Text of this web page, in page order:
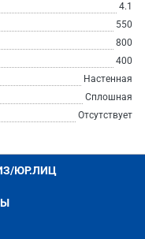
4.1
550
800
400
Настенная
Сплошная
Отсутствует
ЮР.ЛИЦ